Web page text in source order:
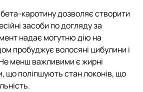
бета-каротину дозволяє створити
засоби по догляду за
надає могутню дію на
пробуджує волосяні цибулини і
менш важливими є жирні
що поліпшують стан локонів, що